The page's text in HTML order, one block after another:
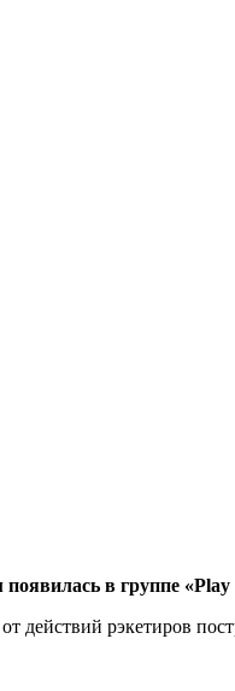
в группе «Play
рэкетиров